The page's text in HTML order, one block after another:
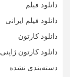
دانلود فیلم
دانلود فیلم ایرانی
دانلود کارتون
دانلود کارتون ژاپنی
دسته‌بندی نشده